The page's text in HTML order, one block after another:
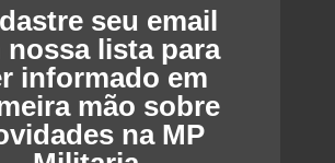
seu email
nossa lista para
informado em
mão sobre
na MP